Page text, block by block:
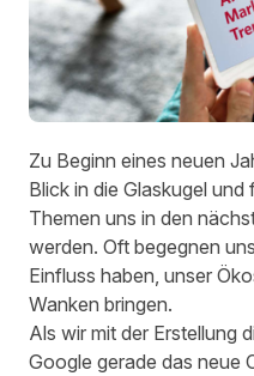
Zu Beginn eines neuen
Blick in die Glaskugel
Themen uns in den
werden. Oft begegnen
Einfluss haben, unser
Wanken bringen.
Als wir mit der Erstellung
Google gerade das neue